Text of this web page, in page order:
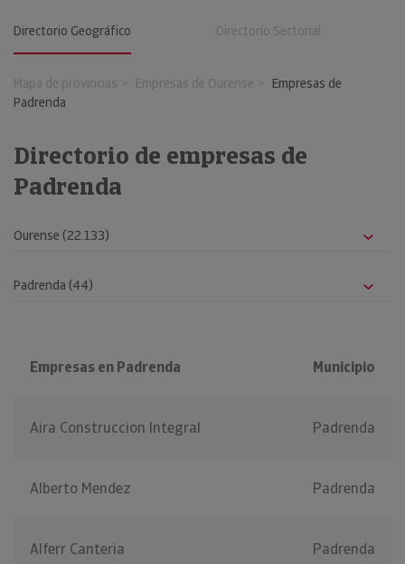
Directorio Geográfico Directorio Sectorial
Mapa de provincias Empresas de Ourense
Empresas de
Padrenda
Directorio de empresas de
Padrenda
Empresas en Padrenda Municipio
Aira Construccion Integral Padrenda
Alberto Mendez Padrenda
Alferr Canteria Padrenda